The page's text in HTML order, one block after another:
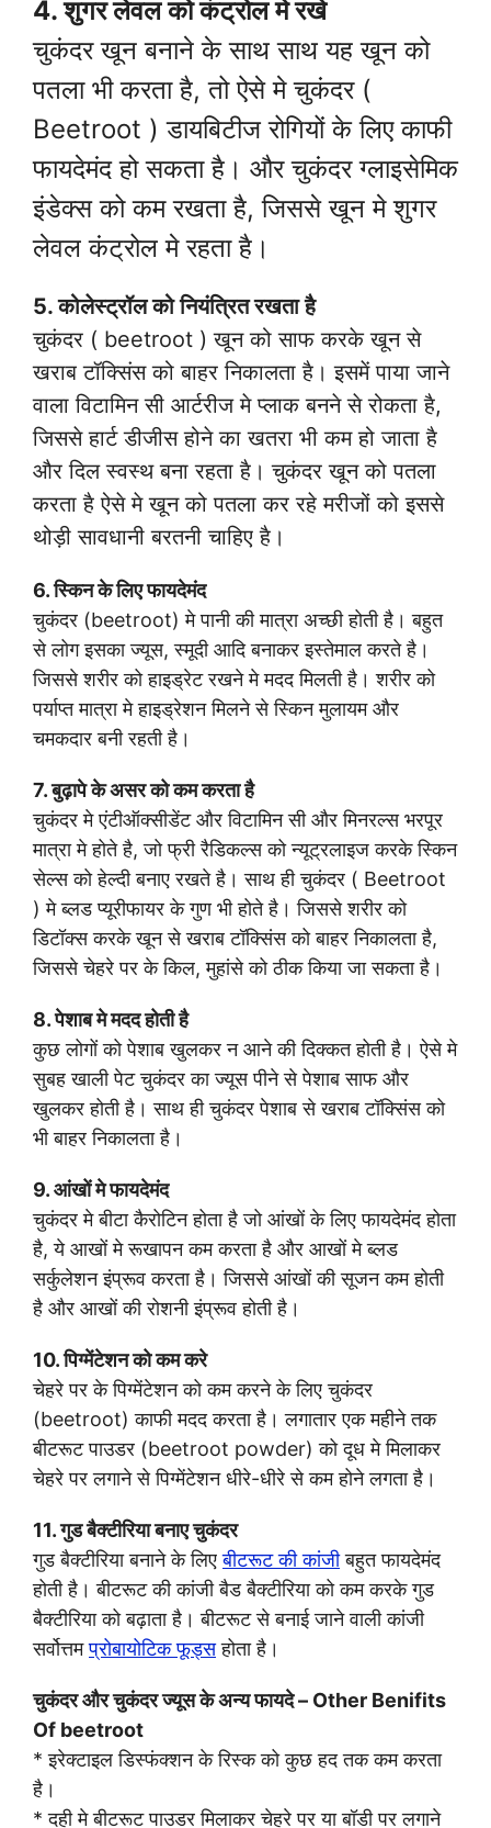
4. शुगर लेवल को कंट्रोल मे रखे
चुकंदर खून बनाने के साथ साथ यह खून को
पतला भी करता है, तो ऐसे मे चुकंदर (
Beetroot ) डायबिटीज रोगियों के लिए काफी
फायदेमंद हो सकता है। और चुकंदर ग्लाइसेमिक
इंडेक्स को कम रखता है, जिससे खून मे शुगर
लेवल कंट्रोल मे रहता है।
5. कोलेस्ट्रॉल को नियंत्रित रखता है
चुकंदर ( beetroot ) खून को साफ करके खून से
खराब टॉक्सिंस को बाहर निकालता है। इसमें पाया जाने
वाला विटामिन सी आर्टरीज मे प्लाक बनने से रोकता है,
जिससे हार्ट डीजीस होने का खतरा भी कम हो जाता है
और दिल स्वस्थ बना रहता है। चुकंदर खून को पतला
करता है ऐसे मे खून को पतला कर रहे मरीजों को इससे
थोड़ी सावधानी बरतनी चाहिए है।
6. स्किन के लिए फायदेमंद
चुकंदर (beetroot) मे पानी की मात्रा अच्छी होती है। बहुत
से लोग इसका ज्यूस, स्मूदी आदि बनाकर इस्तेमाल करते है।
जिससे शरीर को हाइड्रेट रखने मे मदद मिलती है। शरीर को
पर्याप्त मात्रा मे हाइड्रेशन मिलने से स्किन मुलायम और
चमकदार बनी रहती है।
7. बुढ़ापे के असर को कम करता है
चुकंदर मे एंटीऑक्सीडेंट और विटामिन सी और मिनरल्स भरपूर
मात्रा मे होते है, जो फ्री रैडिकल्स को न्यूट्रलाइज करके स्किन
सेल्स को हेल्दी बनाए रखते है। साथ ही चुकंदर ( Beetroot
) मे ब्लड प्यूरीफायर के गुण भी होते है। जिससे शरीर को
डिटॉक्स करके खून से खराब टॉक्सिंस को बाहर निकालता है,
जिससे चेहरे पर के किल, मुहांसे को ठीक किया जा सकता है।
8. पेशाब मे मदद होती है
कुछ लोगों को पेशाब खुलकर न आने की दिक्कत होती है। ऐसे मे
सुबह खाली पेट चुकंदर का ज्यूस पीने से पेशाब साफ और
खुलकर होती है। साथ ही चुकंदर पेशाब से खराब टॉक्सिंस को
भी बाहर निकालता है।
9. आंखों मे फायदेमंद
चुकंदर मे बीटा कैरोटिन होता है जो आंखों के लिए फायदेमंद होता
है, ये आखों मे रूखापन कम करता है और आखों मे ब्लड
सर्कुलेशन इंप्रूव करता है। जिससे आंखों की सूजन कम होती
है और आखों की रोशनी इंप्रूव होती है।
10. पिग्मेंटेशन को कम करे
चेहरे पर के पिग्मेंटेशन को कम करने के लिए चुकंदर
(beetroot) काफी मदद करता है। लगातार एक महीने तक
बीटरूट पाउडर (beetroot powder) को दूध मे मिलाकर
चेहरे पर लगाने से पिग्मेंटेशन धीरे-धीरे से कम होने लगता है।
11. गुड बैक्टीरिया बनाए चुकंदर
गुड बैक्टीरिया बनाने के लिएबीटरूट की कांजीबहुत फायदेमंद
होती है। बीटरूट की कांजी बैड बैक्टीरिया को कम करके गुड
बैक्टीरिया को बढ़ाता है। बीटरूट से बनाई जाने वाली कांजी
सर्वोत्तमप्रोबायोटिक फूड्सहोता है।
चुकंदर और चुकंदर ज्यूस के अन्य फायदे – Other Benifits
Of beetroot
* इरेक्टाइल डिस्फंक्शन के रिस्क को कुछ हद तक कम करता
है।
* दही मे बीटरूट पाउडर मिलाकर चेहरे पर या बॉडी पर लगाने